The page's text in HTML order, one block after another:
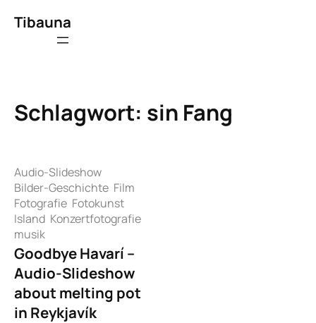
Inhalt
Tibauna
Schlagwort: sin Fang
Audio-Slideshow
Bilder-Geschichte Film
Fotografie Fotokunst
Island Konzertfotografie
musik
Goodbye Havarí –
Audio-Slideshow
about melting pot
in Reykjavík